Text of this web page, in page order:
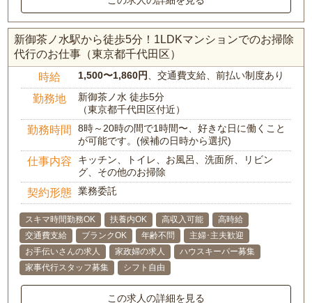
新御茶ノ水駅から徒歩5分！1LDKマンションでのお掃除
代行のお仕事（東京都千代田区）
時給 1,500〜1,860円 、交通費支給、前払い制度あり
勤務地
新御茶ノ水 徒歩5分
（東京都千代田区付近）
勤務時間
8時～20時の間で1時間〜、好きな日に働くこと
が可能です。(候補の日時から選択)
仕事内容
キッチン、トイレ、お風呂、洗面所、リビン
グ、その他のお掃除
契約形態 業務委託
スキマ時間勤務OK 扶養内OK 高収入可能
高時給
交通費支給
ブランクOK 年齢不問
主婦･主夫歓迎
お手伝いさんの求人
家政婦の求人
ハウスキーパー募集
家事代行スタッフ募集
シフト自由
この求人の詳細を見る